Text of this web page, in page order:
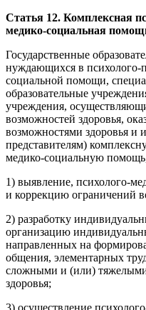
Статья 12. Комплексная
медико-социальная
Государственные
нуждающихся в психолого-
социальной помощи,
образовательные
учреждения,
возможностей здоровья,
возможностями здоровья и
представителям)
медико-социальную
1) выявление, психолого-
и коррекцию ограничений
2) разработку
организацию
направленных на
общения, элементарных
сложными и (или)
здоровья;
3) осуществление